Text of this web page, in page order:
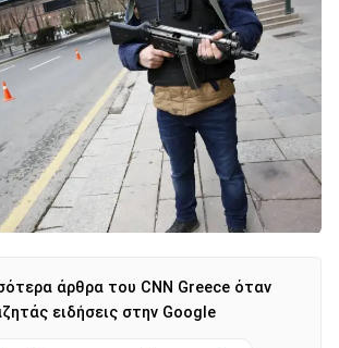
άρθρα του CNN Greece όταν
ειδήσεις στην Google